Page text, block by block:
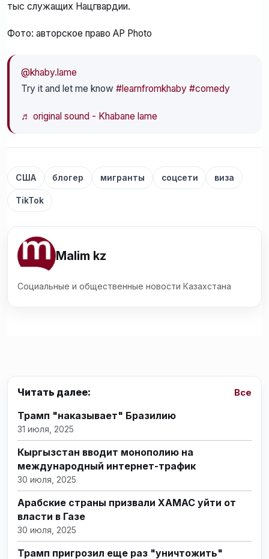
тыс служащих Нацгвардии.
Фото: авторское право AP Photo
@khaby.lame
Try it and let me know#learnfromkhaby #comedy
♬ original sound - Khabane lame
США блогер мигранты соцсети виза
TikTok
Malim kz
Социальные и общественные новости Казахстана
Читать далее: Все
Трамп "наказывает" Бразилию
31 июля, 2025
Кыргызстан вводит монополию на
международный интернет-трафик
30 июля, 2025
Арабские страны призвали ХАМАС уйти от
власти в Газе
30 июля, 2025
Трамп пригрозил еще раз "уничтожить"